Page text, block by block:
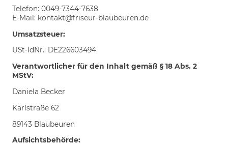
Telefon: 0049-7344-7638
E-Mail: kontakt@friseur-blaubeuren.de
Umsatzsteuer:
USt-IdNr.: DE226603494
Verantwortlicher für den Inhalt gemäß § 18 Abs. 2
MStV:
Daniela Becker
Karlstraße 62
89143 Blaubeuren
Aufsichtsbehörde: